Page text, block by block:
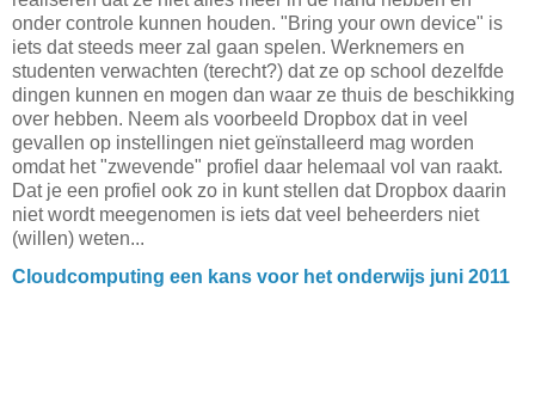
onder controle kunnen houden. "Bring your own device" is
iets dat steeds meer zal gaan spelen. Werknemers en
studenten verwachten (terecht?) dat ze op school dezelfde
dingen kunnen en mogen dan waar ze thuis de beschikking
over hebben. Neem als voorbeeld Dropbox dat in veel
gevallen op instellingen niet geïnstalleerd mag worden
omdat het "zwevende" profiel daar helemaal vol van raakt.
Dat je een profiel ook zo in kunt stellen dat Dropbox daarin
niet wordt meegenomen is iets dat veel beheerders niet
(willen) weten...
Cloudcomputing een kans voor het onderwijs juni 2011